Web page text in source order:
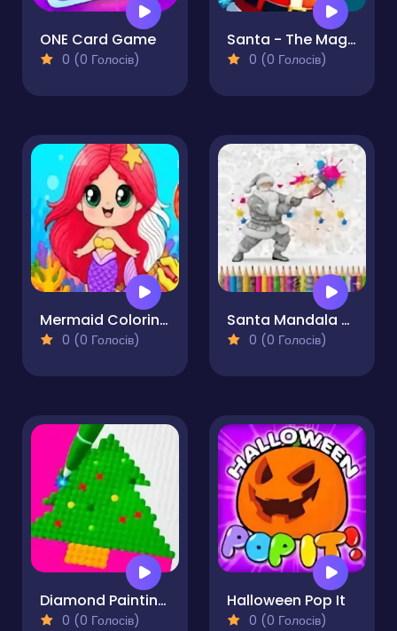
ONE Card Game
0 (0 Голосів)
Santa - The Magic of Tree Decorating
0 (0 Голосів)
Mermaid Coloring Book
0 (0 Голосів)
Santa Mandala Coloring Pages
0 (0 Голосів)
Diamond Painting by Number
0 (0 Голосів)
Halloween Pop It
0 (0 Голосів)